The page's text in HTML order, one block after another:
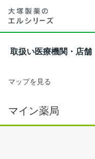
取扱い医療機関・店舗
マップを見る
マイン薬局